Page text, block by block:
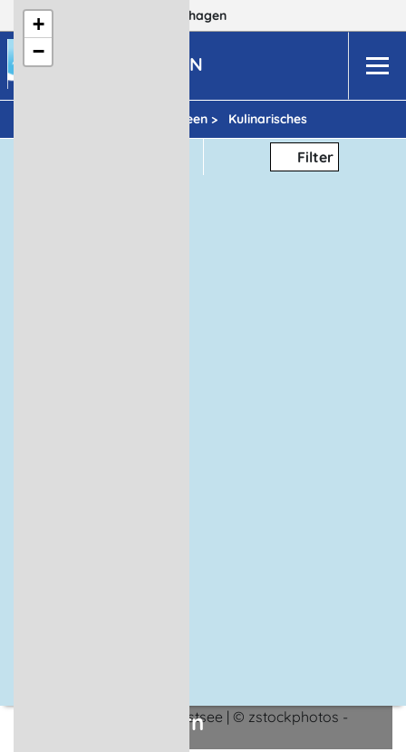
Dein Reiseziel: Boltenhagen
BOLTENHAGEN
Urlaubsideen > Kulinarisches
Filter
Vorpommern
+
−